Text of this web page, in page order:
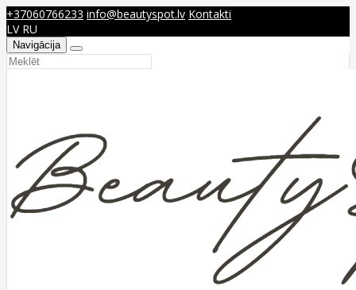
+37060766233 info@beautyspot.lv Kontakti
LV RU
Navigācija